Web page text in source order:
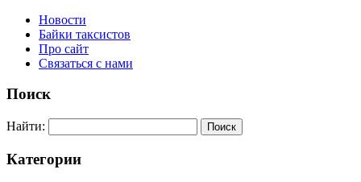
Новости
Байки таксистов
Про сайт
Связаться с нами
Поиск
Найти:
Категории